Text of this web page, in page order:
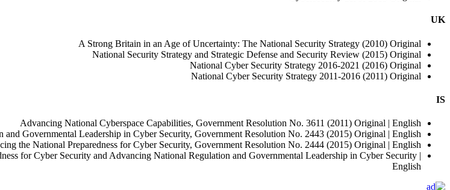
UK
A Strong Britain in an Age of Uncertainty: The National Security Strategy (2010) Original
National Security Strategy and Strategic Defense and Security Review (2015) Original
National Cyber Security Strategy 2016-2021 (2016) Original
National Cyber Security Strategy 2011-2016 (2011) Original
IS
Advancing National Cyberspace Capabilities, Government Resolution No. 3611 (2011) Original | English
and Governmental Leadership in Cyber Security, Government Resolution No. 2443 (2015) Original | English
the National Preparedness for Cyber Security, Government Resolution No. 2444 (2015) Original | English
for Cyber Security and Advancing National Regulation and Governmental Leadership in Cyber Security |
English